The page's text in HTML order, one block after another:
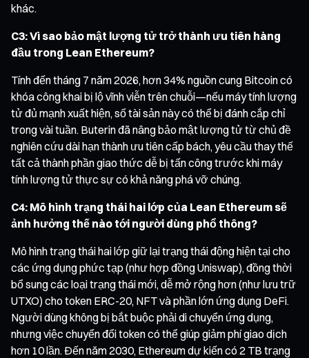
khác.
C3: Vì sao bảo mật lượng tử trở thành ưu tiên hàng
đầu trong Lean Ethereum?
Tính đến tháng 7 năm 2026, hơn 34% nguồn cung Bitcoin có
khóa công khai bị lộ vĩnh viễn trên chuỗi—nếu máy tính lượng
tử đủ mạnh xuất hiện, số tài sản này có thể bị đánh cắp chỉ
trong vài tuần. Buterin đã nâng bảo mật lượng tử từ chủ đề
nghiên cứu dài hạn thành ưu tiên cấp bách, yêu cầu thay thế
tất cả thành phần giao thức dễ bị tấn công trước khi máy
tính lượng tử thực sự có khả năng phá vỡ chúng.
C4: Mô hình trạng thái hai lớp của Lean Ethereum sẽ
ảnh hưởng thế nào tới người dùng phổ thông?
Mô hình trạng thái hai lớp giữ lại trạng thái động hiện tại cho
các ứng dụng phức tạp (như hợp đồng Uniswap), đồng thời
bổ sung các loại trạng thái mới, dễ mở rộng hơn (như lưu trữ
UTXO) cho token ERC-20, NFT và phần lớn ứng dụng DeFi.
Người dùng không bị bắt buộc phải di chuyển ứng dụng,
nhưng việc chuyển đổi token có thể giúp giảm phí giao dịch
hơn 10 lần. Đến năm 2030, Ethereum dự kiến có 2 TB trạng